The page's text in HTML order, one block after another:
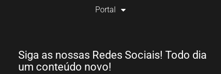
Portal
Siga as nossas Redes Sociais! Todo dia
um conteúdo novo!